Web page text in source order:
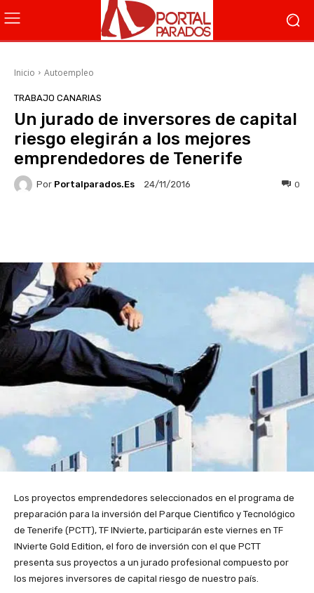
Inicio Autoempleo
TRABAJO CANARIAS
Un jurado de inversores de capital
riesgo elegirán a los mejores
emprendedores de Tenerife
Por Portalparados.es 24/11/2016 0
Los proyectos emprendedores seleccionados en el programa de
preparación para la inversión del Parque Cientifico y Tecnológico
de Tenerife (PCTT), TF INvierte, participarán este viernes en TF
INvierte Gold Edition, el foro de inversión con el que PCTT
presenta sus proyectos a un jurado profesional compuesto por
los mejores inversores de capital riesgo de nuestro país.